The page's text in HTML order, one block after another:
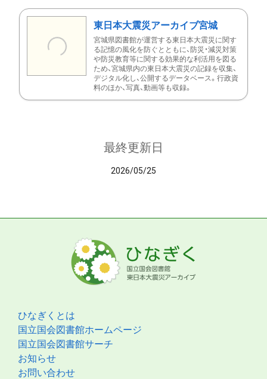
東日本大震災アーカイブ宮城
宮城県図書館が運営する東日本大震災に関す
る記憶の風化を防ぐとともに、防災・減災対策
や防災教育等に関する効果的な利活用を図る
ため、宮城県内の東日本大震災の記録を収集、
デジタル化し、公開するデータベース。行政資
料のほか、写真、動画等も収録。
最終更新日
2026/05/25
ひなぎくとは
国立国会図書館ホームページ
国立国会図書館サーチ
お知らせ
お問い合わせ